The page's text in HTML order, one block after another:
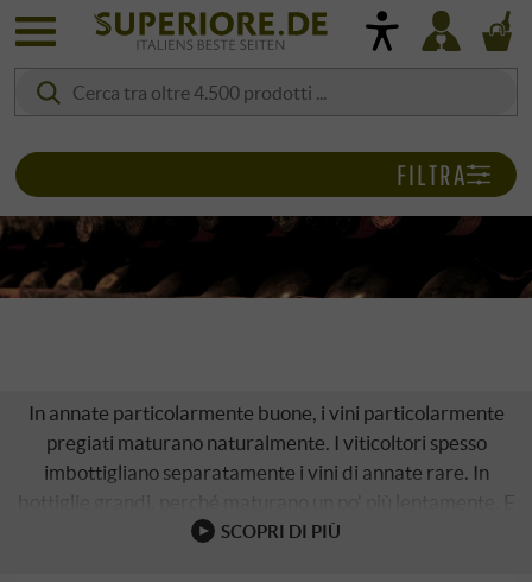
In annate particolarmente buone, i vini particolarmente
pregiati maturano naturalmente. I viticoltori spesso
imbottigliano separatamente i vini di annate rare. In
bottiglie grandi, perché maturano un po' più lentamente. E
perché questi sono naturalmente ricercati anche come
SCOPRI DI PIÙ
FILTRA